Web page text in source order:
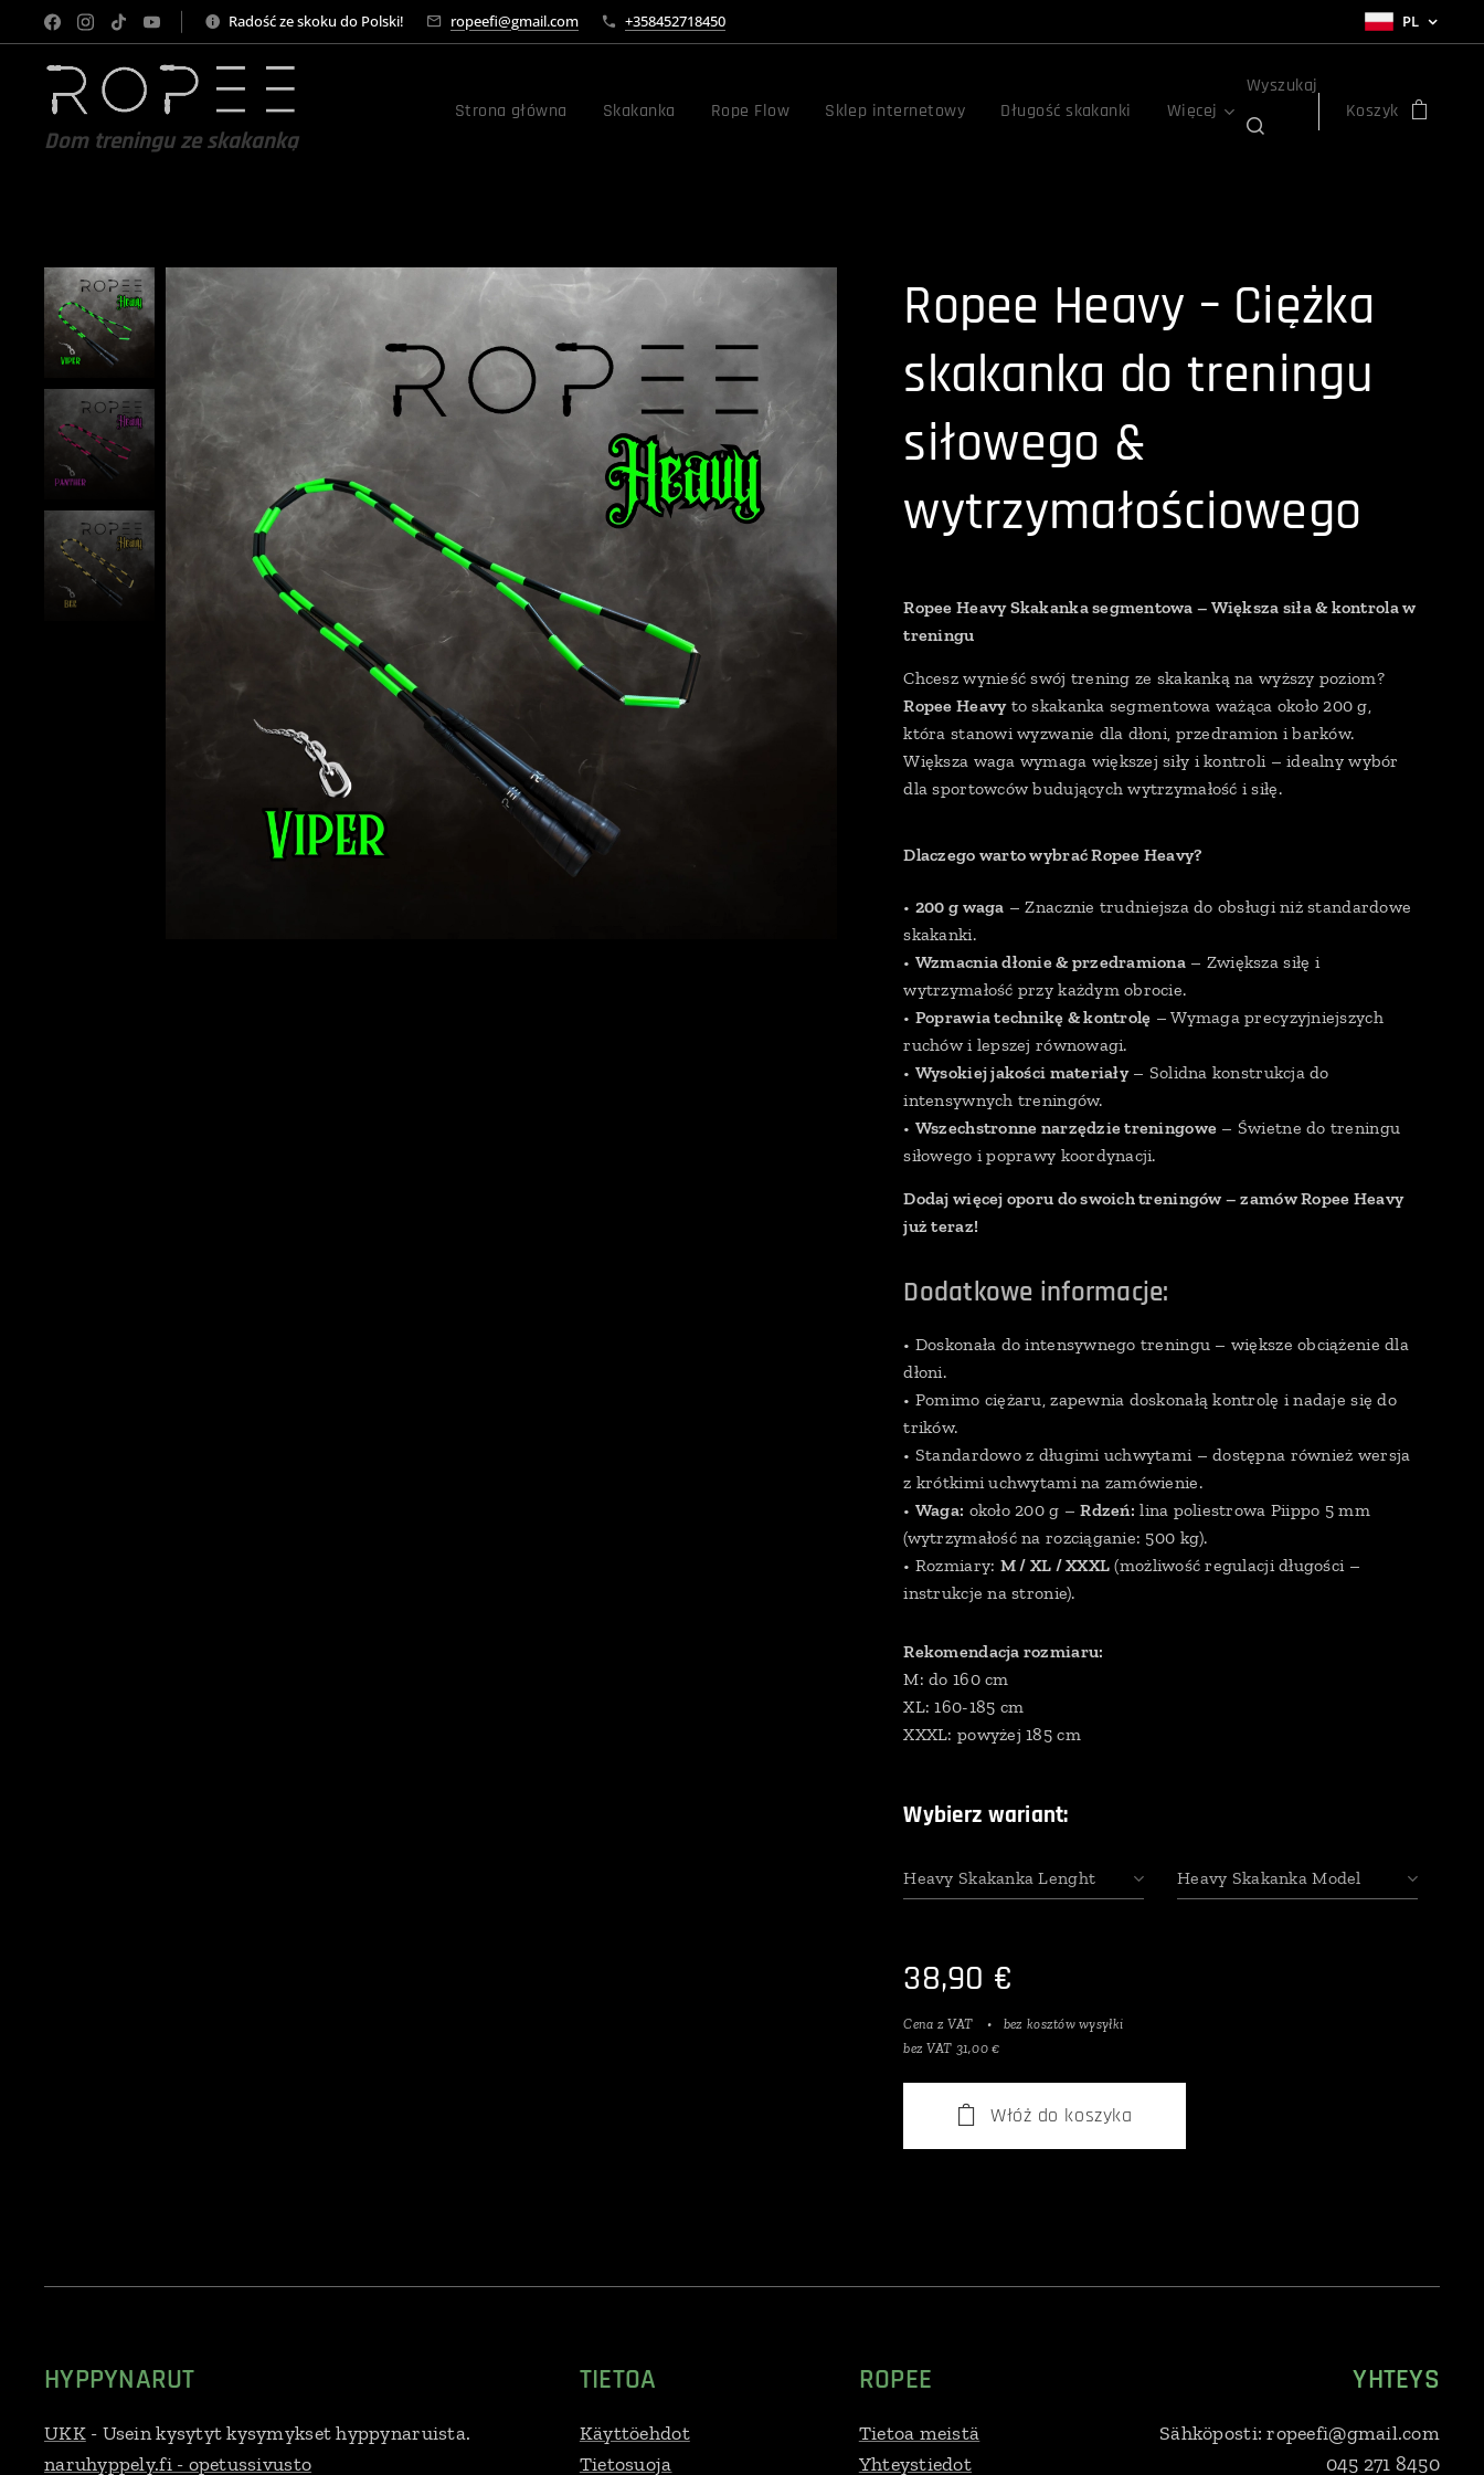
Radość ze skoku do Polski! ropeefi@gmail.com +358452718450 PL
Dom treningu ze skakanką
Strona główna Skakanka Rope Flow Sklep internetowy Długość skakanki Więcej
Wyszukaj
Koszyk
Ropee Heavy – Ciężka
skakanka do treningu
siłowego &
wytrzymałościowego
Ropee Heavy Skakanka segmentowa – Większa siła & kontrola w
treningu
Chcesz wynieść swój trening ze skakanką na wyższy poziom?
Ropee Heavyto skakanka segmentowa ważąca około 200 g,
która stanowi wyzwanie dla dłoni, przedramion i barków.
Większa waga wymaga większej siły i kontroli – idealny wybór
dla sportowców budujących wytrzymałość i siłę.
Dlaczego warto wybrać Ropee Heavy?
• 200 g waga – Znacznie trudniejsza do obsługi niż standardowe
skakanki.
• Wzmacnia dłonie & przedramiona – Zwiększa siłę i
wytrzymałość przy każdym obrocie.
• Poprawia technikę & kontrolę – Wymaga precyzyjniejszych
ruchów i lepszej równowagi.
• Wysokiej jakości materiały– Solidna konstrukcja do
intensywnych treningów.
• Wszechstronne narzędzie treningowe – Świetne do treningu
siłowego i poprawy koordynacji.
Dodaj więcej oporu do swoich treningów – zamów Ropee Heavy
już teraz!
Dodatkowe informacje:
• Doskonała do intensywnego treningu – większe obciążenie dla
dłoni.
• Pomimo ciężaru, zapewnia doskonałą kontrolę i nadaje się do
trików.
• Standardowo z długimi uchwytami – dostępna również wersja
z krótkimi uchwytami na zamówienie.
• Waga: około 200 g –Rdzeń: lina poliestrowa Piippo 5 mm
(wytrzymałość na rozciąganie: 500 kg).
• Rozmiary: M / XL / XXXL (możliwość regulacji długości –
instrukcje na stronie).
Rekomendacja rozmiaru:
M: do 160 cm
XL: 160-185 cm
XXXL: powyżej 185 cm
Wybierz wariant:
Heavy Skakanka Lenght Heavy Skakanka Model
38,90 €
Cena z VAT
bez kosztów wysyłki
bez VAT 31,00 €
Włóż do koszyka
HYPPYNARUT
UKK- Usein kysytyt kysymykset hyppynaruista.
naruhyppely.fi - opetussivusto
TIETOA
Käyttöehdot
Tietosuoja
ROPEE
Tietoa meistä
Yhteystiedot
YHTEYS
Sähköposti: ropeefi@gmail.com
045 271 8450